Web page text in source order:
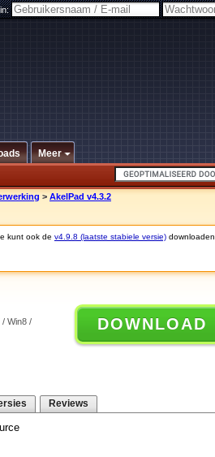
Meer
> AkelPad v4.3.2
kunt ook de v4.9.8 (laatste stabiele versie) downloaden.
/ Win8 /
DOWNLOAD
Reviews